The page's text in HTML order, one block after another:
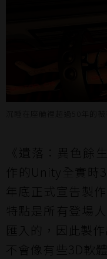
《遺落：異色餘
作的Unity全實時
年底正式宣告製
特點是所有登場
匯入的，因此製
不會像有些3D軟